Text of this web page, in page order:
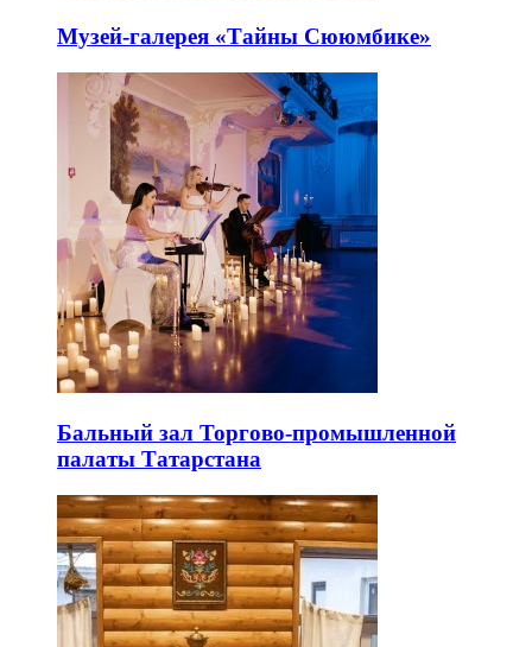
Музей-галерея «Тайны Сююмбике»
Бальный зал Торгово-промышленной
палаты Татарстана